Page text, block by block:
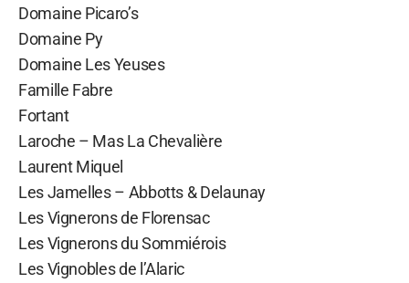
Domaine Picaro’s
Domaine Py
Domaine Les Yeuses
Famille Fabre
Fortant
Laroche – Mas La Chevalière
Laurent Miquel
Les Jamelles – Abbotts & Delaunay
Les Vignerons de Florensac
Les Vignerons du Sommiérois
Les Vignobles de l’Alaric